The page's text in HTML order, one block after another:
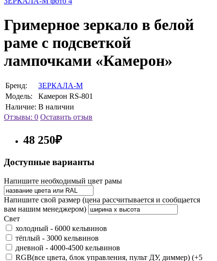
Гримерное зеркало в белой
раме с подсветкой
лампочками «Камерон»
Бренд:
ЗЕРКАЛА-М
Модель:
Камерон RS-801
Наличие: В наличии
Отзывы: 0 Оставить отзыв
48 250₽
Доступные варианты
Напишите необходимый цвет рамы
Напишите свой размер (цена рассчитывается и сообщается
вам нашим менеджером)
Свет
холодный - 6000 кельвинов
тёплый - 3000 кельвинов
дневной - 4000-4500 кельвинов
RGB(все цвета, блок управления, пульт ДУ, диммер) (+5